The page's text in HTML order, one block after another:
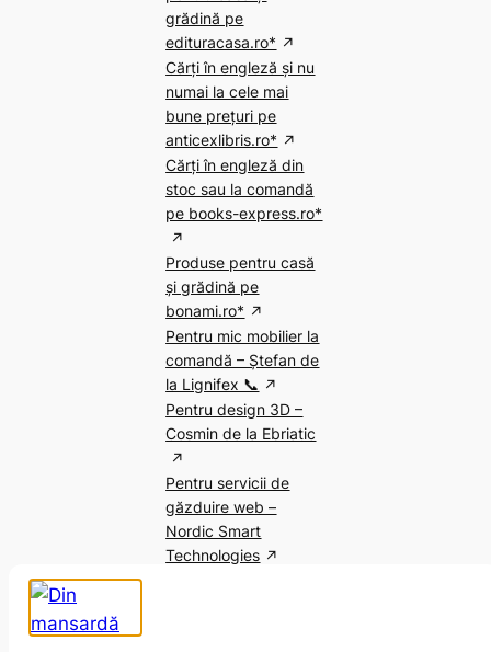
grădină pe
edituracasa.ro*
Cărți în engleză și nu
numai la cele mai
bune prețuri pe
anticexlibris.ro*
Cărți în engleză din
stoc sau la comandă
pe books-express.ro*
Produse pentru casă
și grădină pe
bonami.ro*
Pentru mic mobilier la
comandă – Ștefan de
la Lignifex 📞
Pentru design 3D –
Cosmin de la Ebriatic
Pentru servicii de
găzduire web –
Nordic Smart
Technologies